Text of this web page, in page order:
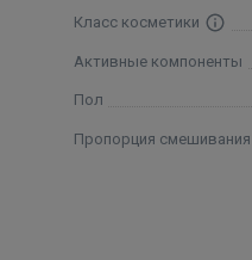
Класс косметики
Активные компоненты
Пол
Пропорция смешивания